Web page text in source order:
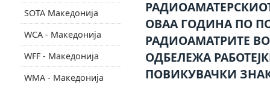
ОВАА ГОДИНА ПО
РАДИОАМАТРИТЕ ВО
ОДБЕЛЕЖА
ПОВИКУВАЧКИ ЗНАК
SOTA Македонија
WCA - Македонија
WFF - Македонија
WMA - Македонија